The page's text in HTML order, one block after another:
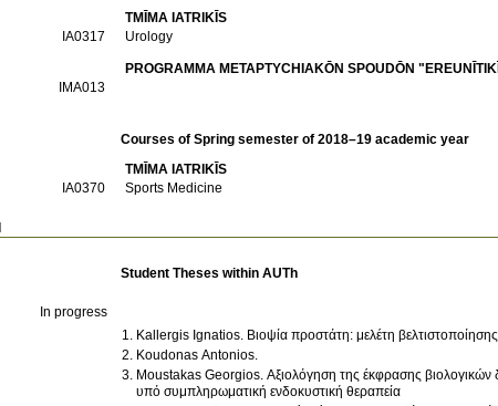
TMĪMA IATRIKĪS
ΙΑ0317
Urology
PROGRAMMA METAPTYCΗIAKŌN SPOUDŌN
ΙΜΑ013
Courses of Spring semester of 2018–19 academic year
TMĪMA IATRIKĪS
IA0370
Sports Medicine
Student Theses within AUTh
In progress
Kallergis Ignatios. Βιοψία προστάτη: μελέτη
Koudonas Antonios.
Moustakas Georgios. Αξιολόγηση της έκφρασης βιολογικών
υπό συμπληρωματική ενδοκυστική θεραπεία